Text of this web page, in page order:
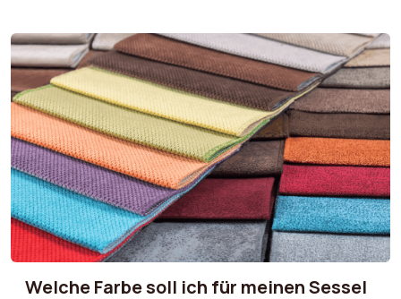
Welche Farbe soll ich für meinen Sessel